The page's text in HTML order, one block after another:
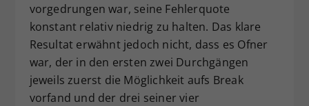
vorgedrungen war, seine Fehlerquote
konstant relativ niedrig zu halten. Das klare
Resultat erwähnt jedoch nicht, dass es Ofner
war, der in den ersten zwei Durchgängen
jeweils zuerst die Möglichkeit aufs Break
vorfand und der drei seiner vier